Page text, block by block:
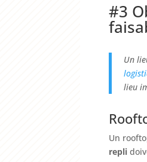
#3
Un
lieu
Un
repli